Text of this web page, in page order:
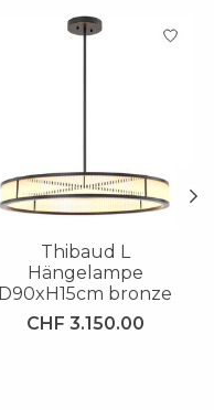
Thibaud L
Hängelampe
D90xH15cm bronze
CHF 3.150.00